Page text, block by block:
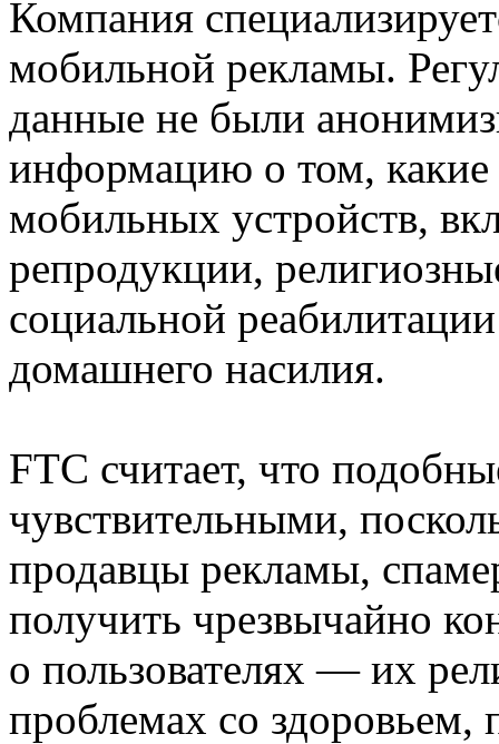
Компания
мобильной рекламы.
данные не были
информацию о том, какие
мобильных устройств,
репродукции,
социальной
домашнего насилия.
FTC считает, что
чувствительными,
продавцы рекламы,
получить чрезвычайно
о пользователях — их
проблемах со здоровьем,